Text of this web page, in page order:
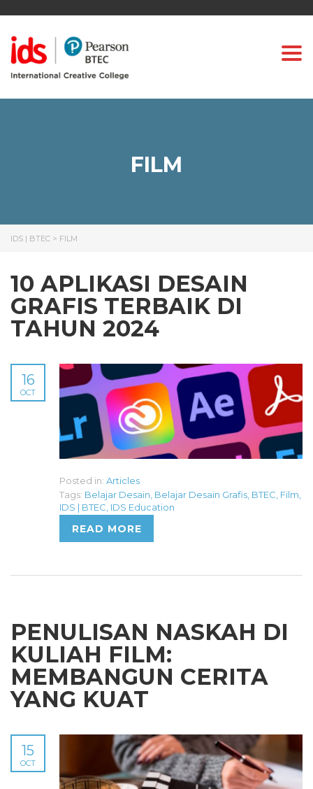
FILM
IDS | BTEC > FILM
10 APLIKASI DESAIN
GRAFIS TERBAIK DI
TAHUN 2024
16
OCT
Posted in: Articles
Tags: Belajar Desain Belajar Desain Grafis BTEC Film
IDS | BTEC IDS Education
READ MORE
PENULISAN NASKAH DI
KULIAH FILM:
MEMBANGUN CERITA
YANG KUAT
15
OCT